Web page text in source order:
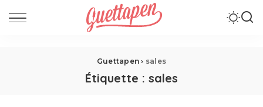
Guettapen › sales
Étiquette : sales